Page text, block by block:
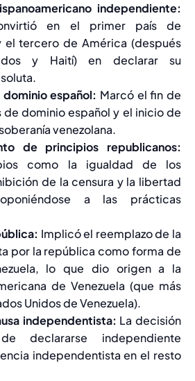
independiente:
en el primer país de
el tercero de América (después
y Haití) en declarar su
español: Marcó el fin de
de dominio español y el inicio de
venezolana.
de principios republicanos:
como la igualdad de los
de la censura y la libertad
a las prácticas
Implicó el reemplazo de la
por la república como forma de
lo que dio origen a la
de Venezuela (que más
Unidos de Venezuela).
independentista: La decisión
declararse independiente
independentista en el resto